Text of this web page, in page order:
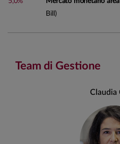
Bill)
Team di Gestione
Claudia